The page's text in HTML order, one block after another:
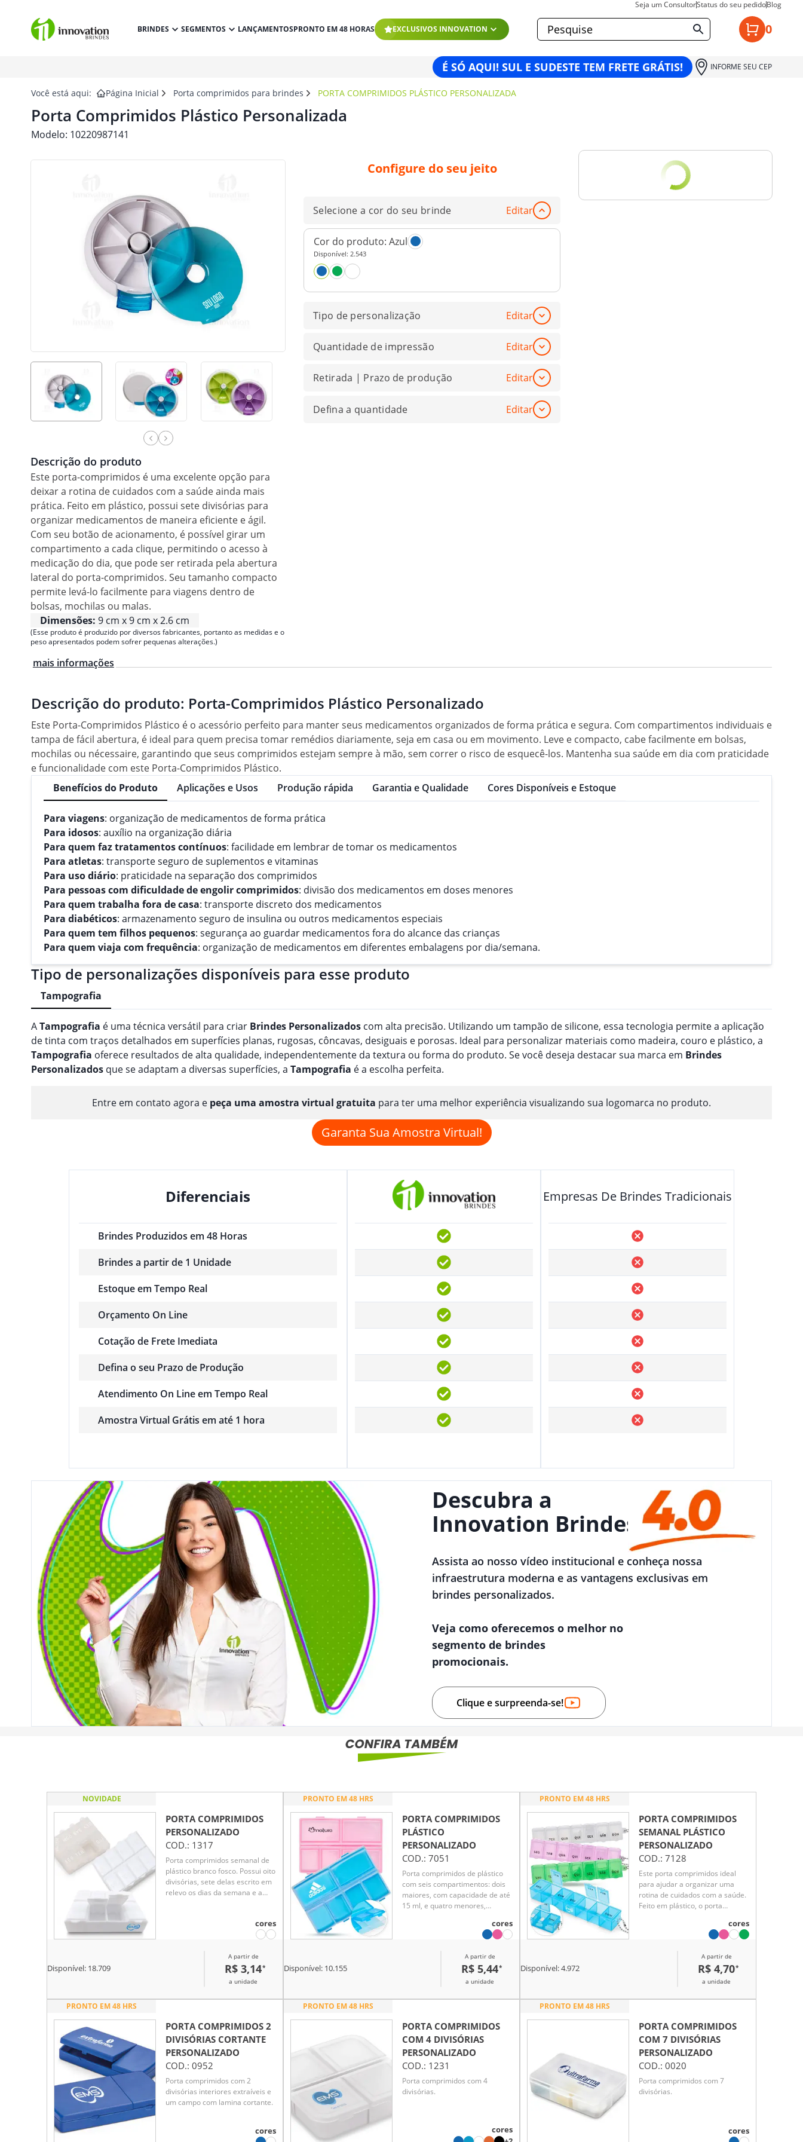
Seja um ConsultorStatus do seu pedidoBlog
BRINDES SEGMENTOS LANÇAMENTOSPRONTO EM 48 HORAS EXCLUSIVOS INNOVATION 0
É SÓ AQUI! SUL E SUDESTE TEM FRETE GRÁTIS! INFORME SEU CEP
Você está aqui: Página Inicial Porta comprimidos para brindes PORTA COMPRIMIDOS PLÁSTICO PERSONALIZADA
Porta Comprimidos Plástico Personalizada
Modelo: 10220987141
Descrição do produto
Este porta-comprimidos é uma excelente opção para
deixar a rotina de cuidados com a saúde ainda mais
prática. Feito em plástico, possui sete divisórias para
organizar medicamentos de maneira eficiente e ágil.
Com seu botão de acionamento, é possível girar um
compartimento a cada clique, permitindo o acesso à
medicação do dia, que pode ser retirada pela abertura
lateral do porta-comprimidos. Seu tamanho compacto
permite levá-lo facilmente para viagens dentro de
bolsas, mochilas ou malas.
Dimensões: 9 cm x 9 cm x 2.6 cm
(Esse produto é produzido por diversos fabricantes, portanto as medidas e o
peso apresentados podem sofrer pequenas alterações.)
Configure do seu jeito
Selecione a cor do seu brinde Editar
Cor do produto: Azul
Disponível: 2.543
Tipo de personalização Editar
Quantidade de impressão Editar
Retirada | Prazo de produção Editar
Defina a quantidade Editar
mais informações
Descrição do produto: Porta-Comprimidos Plástico Personalizado
Este Porta-Comprimidos Plástico é o acessório perfeito para manter seus medicamentos organizados de forma prática e segura. Com compartimentos individuais e
tampa de fácil abertura, é ideal para quem precisa tomar remédios diariamente, seja em casa ou em movimento. Leve e compacto, cabe facilmente em bolsas,
mochilas ou nécessaire, garantindo que seus comprimidos estejam sempre à mão, sem correr o risco de esquecê-los. Mantenha sua saúde em dia com praticidade
e funcionalidade com este Porta-Comprimidos Plástico.
Benefícios do Produto
Aplicações e Usos Produção rápida Garantia e Qualidade Cores Disponíveis e Estoque
Para viagens: organização de medicamentos de forma prática
Para idosos: auxílio na organização diária
Para quem faz tratamentos contínuos: facilidade em lembrar de tomar os medicamentos
Para atletas: transporte seguro de suplementos e vitaminas
Para uso diário: praticidade na separação dos comprimidos
Para pessoas com dificuldade de engolir comprimidos: divisão dos medicamentos em doses menores
Para quem trabalha fora de casa: transporte discreto dos medicamentos
Para diabéticos: armazenamento seguro de insulina ou outros medicamentos especiais
Para quem tem filhos pequenos: segurança ao guardar medicamentos fora do alcance das crianças
Para quem viaja com frequência: organização de medicamentos em diferentes embalagens por dia/semana.
Tipo de personalizações disponíveis para esse produto
Tampografia
ATampografia é uma técnica versátil para criar Brindes Personalizados com alta precisão. Utilizando um tampão de silicone, essa tecnologia permite a aplicação
de tinta com traços detalhados em superfícies planas, rugosas, côncavas, desiguais e porosas. Ideal para personalizar materiais como madeira, couro e plástico, a
Tampografia oferece resultados de alta qualidade, independentemente da textura ou forma do produto. Se você deseja destacar sua marca em Brindes
Personalizados que se adaptam a diversas superfícies, a Tampografia é a escolha perfeita.
Entre em contato agora e peça uma amostra virtual gratuita para ter uma melhor experiência visualizando sua logomarca no produto.
Garanta Sua Amostra Virtual!
Diferenciais
Brindes Produzidos em 48 Horas
Brindes a partir de 1 Unidade
Estoque em Tempo Real
Orçamento On Line
Cotação de Frete Imediata
Defina o seu Prazo de Produção
Atendimento On Line em Tempo Real
Amostra Virtual Grátis em até 1 hora
Empresas De Brindes Tradicionais
Descubra a
Innovation Brindes
Assista ao nosso vídeo institucional e conheça nossa
infraestrutura moderna e as vantagens exclusivas em
brindes personalizados.
Veja como oferecemos o melhor no
segmento de brindes
promocionais.
Clique e surpreenda-se!
NOVIDADE
PORTA COMPRIMIDOS
PERSONALIZADO
COD.: 1317
Porta comprimidos semanal de
plástico branco fosco. Possui oito
divisórias, sete delas escrito em
relevo os dias da semana e a
cores
Disponível: 18.709
A partir de
R$ 3,14*
a unidade
PRONTO EM 48 HRS
PORTA COMPRIMIDOS
PLÁSTICO
PERSONALIZADO
COD.: 7051
Porta comprimidos de plástico
com seis compartimentos: dois
maiores, com capacidade de até
15 ml, e quatro menores,
organizar comprimidos de forma
prática e eficiente, oferecendo
para a rotina de cuidados.
cores
Disponível: 10.155
A partir de
R$ 5,44*
a unidade
PRONTO EM 48 HRS
PORTA COMPRIMIDOS
SEMANAL PLÁSTICO
PERSONALIZADO
COD.: 7128
Este porta comprimidos ideal
para ajudar a organizar uma
rotina de cuidados com a saúde.
Feito em plástico, o porta
divisórias com capacidade de até
10 ml. cada compartimento é
da semana abreviado, tudo para
facilitar a separação precisa de
medicamentos para uso de
acompanha uma corrente de
comprimidos e pendurá-lo em
um chaveiro ou alça.
cores
Disponível:4.972
A partir de
R$ 4,70*
a unidade
PRONTO EM 48 HRS
PORTA COMPRIMIDOS 2
DIVISÓRIAS CORTANTE
PERSONALIZADO
COD.: 0952
Porta comprimidos com 2
divisórias interiores extraíveis e
um campo com lamina cortante.
cores
PRONTO EM 48 HRS
PORTA COMPRIMIDOS
COM 4 DIVISÓRIAS
PERSONALIZADO
COD.: 1231
Porta comprimidos com 4
divisórias.
cores
PRONTO EM 48 HRS
PORTA COMPRIMIDOS
COM 7 DIVISÓRIAS
PERSONALIZADO
COD.: 0020
Porta comprimidos com 7
divisórias.
cores